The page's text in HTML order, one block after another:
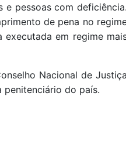
e pessoas com deficiência.
de pena no
em regime
Nacional de Justiça
penitenciário do país.